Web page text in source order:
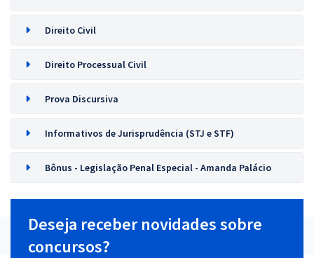
Direito Civil
Direito Processual Civil
Prova Discursiva
Informativos de Jurisprudência (STJ e STF)
Bônus - Legislação Penal Especial - Amanda Palácio
Deseja receber novidades sobre
concursos?